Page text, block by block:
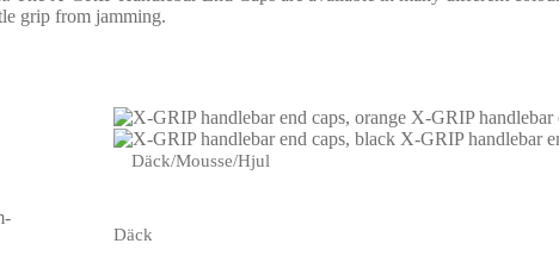
grip from jamming.
X-GRIP handlebar
X-GRIP handlebar
Däck/Mousse/Hjul
Däck